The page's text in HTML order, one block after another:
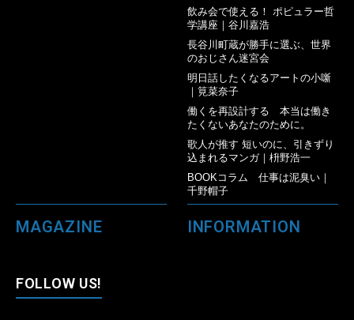
飲み会で使える！ ポピュラー哲
学講座｜谷川嘉浩
長谷川町蔵が勝手に選ぶ、世界
のおじさん迷宮会
明日話したくなるアートの小噺
｜筧菜奈子
働くを再設計する 本当は働き
たくないあなたのために。
歌人が推す 短いのに、引きずり
込まれるマンガ｜枡野浩一
BOOKコラム 仕事は泥臭い｜
千野帽子
MAGAZINE INFORMATION
FOLLOW US!